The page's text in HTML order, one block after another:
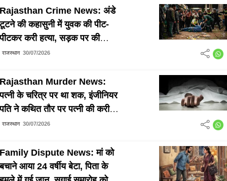
Rajasthan Crime News: अंडे
टूटने की कहासुनी में युवक की पीट-
पीटकर करी हत्या, सड़क पर की
बेरहमी से पिटाई
राजस्थान 30/07/2026
Rajasthan Murder News:
पत्नी के चरित्र पर था शक, इंजीनियर
पति ने कथित तौर पर पत्नी की करी
हत्या
राजस्थान 30/07/2026
Family Dispute News: मां को
बचाने आया 24 वर्षीय बेटा, पिता के